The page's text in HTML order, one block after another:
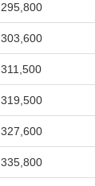
295,800
303,600
311,500
319,500
327,600
335,800